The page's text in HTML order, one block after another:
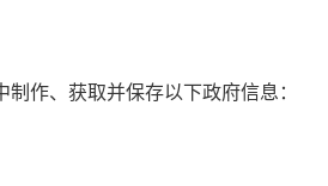
作、获取并保存以下政府信息：